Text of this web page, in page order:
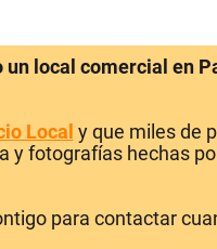
un local comercial en
Local y que miles de
y fotografías hechas
para contactar